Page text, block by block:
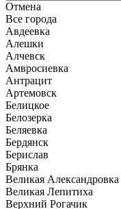
Отмена
Все города
Авдеевка
Алешки
Алчевск
Амвросиевка
Антрацит
Артемовск
Белицкое
Белозерка
Беляевка
Бердянск
Берислав
Брянка
Великая Александровка
Великая Лепитиха
Верхний Рогачик